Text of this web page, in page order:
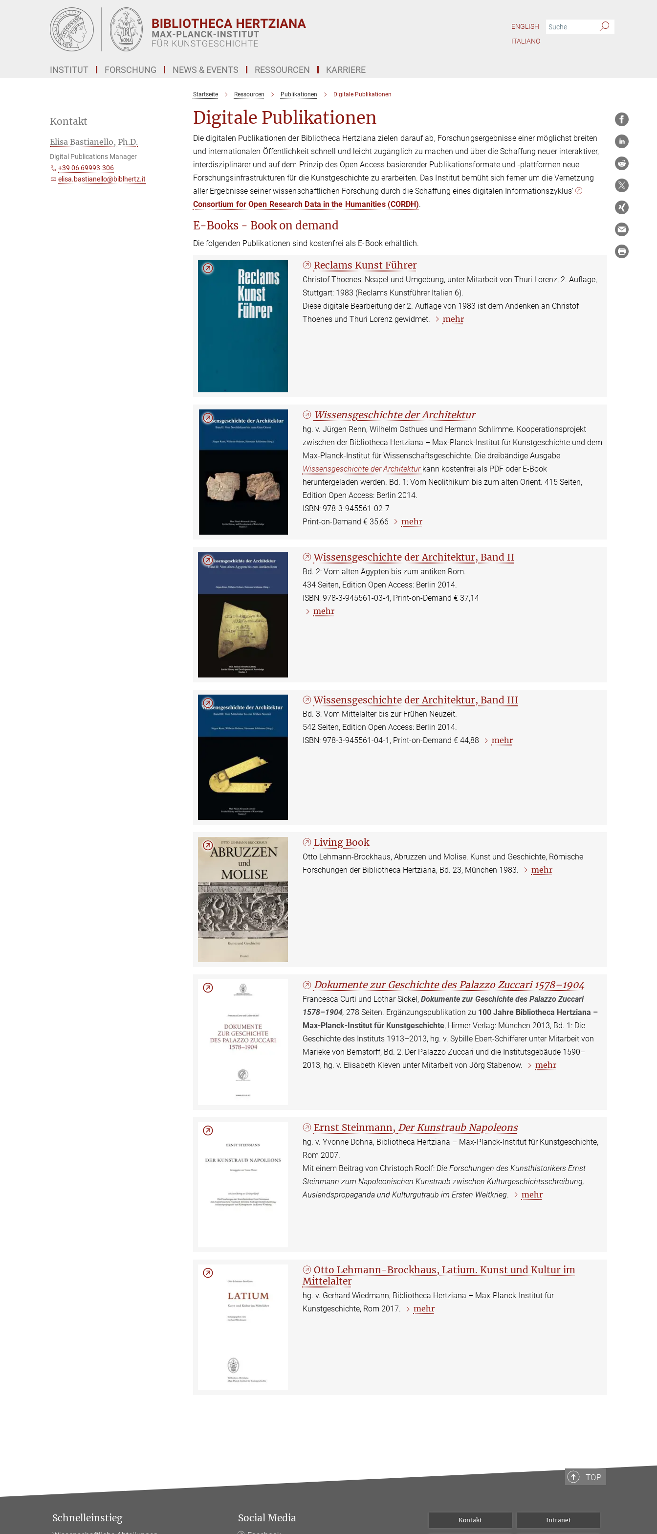
ENGLISH
ITALIANO
INSTITUT FORSCHUNG NEWS & EVENTS RESSOURCEN KARRIERE
Startseite Ressourcen Publikationen Digitale Publikationen
Digitale Publikationen
Die digitalen Publikationen der Bibliotheca Hertziana zielen darauf ab, Forschungsergebnisse einer möglichst breiten
und internationalen Öffentlichkeit schnell und leicht zugänglich zu machen und über die Schaffung neuer interaktiver,
interdisziplinärer und auf dem Prinzip des Open Access basierender Publikationsformate und -plattformen neue
Forschungsinfrastrukturen für die Kunstgeschichte zu erarbeiten. Das Institut bemüht sich ferner um die Vernetzung
aller Ergebnisse seiner wissenschaftlichen Forschung durch die Schaffung eines digitalen Informationszyklus'
Consortium for Open Research Data in the Humanities (CORDH).
E-Books - Book on demand
Die folgenden Publikationen sind kostenfrei als E-Book erhältlich.
Reclams Kunst Führer
Christof Thoenes, Neapel und Umgebung, unter Mitarbeit von Thuri Lorenz, 2. Auflage,
Stuttgart: 1983 (Reclams Kunstführer Italien 6).
Diese digitale Bearbeitung der 2. Auflage von 1983 ist dem Andenken an Christof
Thoenes und Thuri Lorenz gewidmet.
mehr
Wissensgeschichte der Architektur
hg. v. Jürgen Renn, Wilhelm Osthues und Hermann Schlimme. Kooperationsprojekt
zwischen der Bibliotheca Hertziana – Max-Planck-Institut für Kunstgeschichte und dem
Max-Planck-Institut für Wissenschaftsgeschichte. Die dreibändige Ausgabe
Wissensgeschichte der Architektur kann kostenfrei als PDF oder E-Book
heruntergeladen werden. Bd. 1: Vom Neolithikum bis zum alten Orient. 415 Seiten,
Edition Open Access: Berlin 2014.
ISBN: 978-3-945561-02-7
Print-on-Demand € 35,66
mehr
Wissensgeschichte der Architektur, Band II
Bd. 2: Vom alten Ägypten bis zum antiken Rom.
434 Seiten, Edition Open Access: Berlin 2014.
ISBN: 978-3-945561-03-4, Print-on-Demand € 37,14
mehr
Wissensgeschichte der Architektur, Band III
Bd. 3: Vom Mittelalter bis zur Frühen Neuzeit.
542 Seiten, Edition Open Access: Berlin 2014.
ISBN: 978-3-945561-04-1, Print-on-Demand € 44,88
mehr
Living Book
Otto Lehmann-Brockhaus, Abruzzen und Molise. Kunst und Geschichte, Römische
Forschungen der Bibliotheca Hertziana, Bd. 23, München 1983.
mehr
Dokumente zur Geschichte des Palazzo Zuccari 1578–1904
Francesca Curti und Lothar Sickel, Dokumente zur Geschichte des Palazzo Zuccari
1578–1904, 278 Seiten. Ergänzungspublikation zu 100 Jahre Bibliotheca Hertziana –
Max-Planck-Institut für Kunstgeschichte, Hirmer Verlag: München 2013, Bd. 1: Die
Geschichte des Instituts 1913–2013, hg. v. Sybille Ebert-Schifferer unter Mitarbeit von
Marieke von Bernstorff, Bd. 2: Der Palazzo Zuccari und die Institutsgebäude 1590–
2013, hg. v. Elisabeth Kieven unter Mitarbeit von Jörg Stabenow.
mehr
Ernst Steinmann, Der Kunstraub Napoleons
hg. v. Yvonne Dohna, Bibliotheca Hertziana – Max-Planck-Institut für Kunstgeschichte,
Rom 2007.
Mit einem Beitrag von Christoph Roolf: Die Forschungen des Kunsthistorikers Ernst
Steinmann zum Napoleonischen Kunstraub zwischen Kulturgeschichtsschreibung,
Auslandspropaganda und Kulturgutraub im Ersten Weltkrieg. mehr
Otto Lehmann-Brockhaus, Latium. Kunst und Kultur im
Mittelalter
hg. v. Gerhard Wiedmann, Bibliotheca Hertziana – Max-Planck-Institut für
Kunstgeschichte, Rom 2017.
mehr
Kontakt
Elisa Bastianello, Ph.D.
Digital Publications Manager
+39 06 69993-306
elisa.bastianello@biblhertz.it
TOP
Schnelleinstieg Social Media Kontakt Intranet